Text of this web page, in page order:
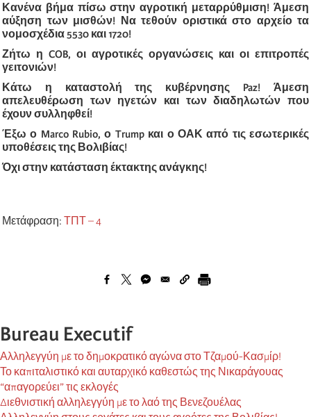
Κανένα βήμα πίσω στην αγροτική μεταρρύθμιση! Άμεση
αύξηση των μισθών! Να τεθούν οριστικά στο αρχείο τα
νομοσχέδια 5530 και 1720!
Ζήτω η COB, οι αγροτικές οργανώσεις και οι επιτροπές
γειτονιών!
Κάτω η καταστολή της κυβέρνησης Paz! Άμεση
απελευθέρωση των ηγετών και των διαδηλωτών που
έχουν συλληφθεί!
Έξω ο Marco Rubio, ο Trump και ο ΟΑΚ από τις εσωτερικές
υποθέσεις της Βολιβίας!
Όχι στην κατάσταση έκτακτης ανάγκης!
Μετάφραση: ΤΠΤ – 4
Bureau Executif
Αλληλεγγύη με το δημοκρατικό αγώνα στο Τζαμού-Κασμίρ!
Το καπιταλιστικό και αυταρχικό καθεστώς της Νικαράγουας
“απαγορεύει” τις εκλογές
Διεθνιστική αλληλεγγύη με το λαό της Βενεζουέλας